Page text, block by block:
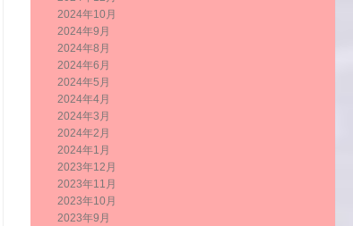
2024年10月
2024年9月
2024年8月
2024年6月
2024年5月
2024年4月
2024年3月
2024年2月
2024年1月
2023年12月
2023年11月
2023年10月
2023年9月